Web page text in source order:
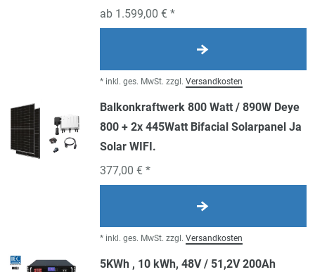
ab 1.599,00 € *
* inkl. ges. MwSt. zzgl. Versandkosten
Balkonkraftwerk 800 Watt / 890W Deye
800 + 2x 445Watt Bifacial Solarpanel Ja
Solar WIFI.
377,00 € *
* inkl. ges. MwSt. zzgl. Versandkosten
5KWh , 10 kWh, 48V / 51,2V 200Ah